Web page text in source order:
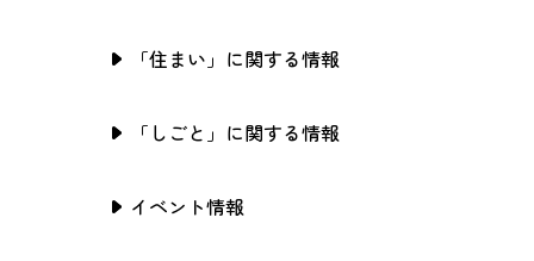
「住まい」に関する情報
「しごと」に関する情報
イベント情報